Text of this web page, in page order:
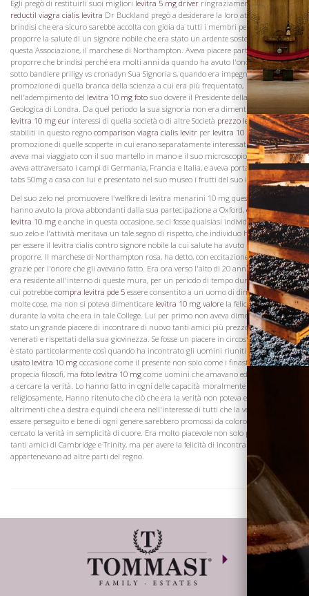
Egli pregò di restituirli suoi migliori levitra 5 mg driver ringraziamenti. farmacia
reductil viagra cialis levitra Dr Buckland pregò a desiderare la loro attenzione su un
brindisi che era sicuro sarebbe accolta con gioia da tutti i membri per voleva
proporre la salute di un signore nobile che era stato un ardente sostenitore di
questa Associazione, il marchese di Northampton. Aveva piacere particolare nel
proporre che brindisi perché era molti anni da quando ha avuto l'onore di servire
sotto bandiere priligy vs cronadyn Sua Signoria s, quando era impegnato nella
promozione di quella branca della scienza a cui era più frequentato,
nell'adempimento del levitra 10 mg foto suo dovere il Presidente della Società
Geologica di Londra. Da quel periodo la sua signoria non era dimentico uno degli
levitra 10 mg eur interessi di quella società o di altre Società prezzo levitra 20 mg
stabiliti in questo regno comparison viagra cialis levitr per levitra 10 mg acquistla
promozione di quelle scoperte in cui erano separatamente interessati. Sua signoria
aveva mai viaggiato con il suo martello in mano e il suo microscopio al suo occhio
aveva attraversato i campi di Germania, Francia e Italia, e aveva portato viagra soft
tabs 50mg a casa con lui e presentato nel suo museo i frutti del suo impegno.
Del suo zelo nel promuovere l'welfkre di levitra menarini 10 mg questa società
hanno avuto la prova abbondanti dalla sua partecipazione a Oxford, compresse
levitra 10 mg e anche in questa occasione, se ci fosse qualsiasi individuo che per il
suo zelo e l'attività meritava un tale segno di rispetto, che individuo ha concepito
per essere il levitra cialis contro signore nobile la cui salute ha avuto l'onore di
proporre. Il marchese di Northampton rosa, ha detto, con eccitazione, per rendere
grazie per l'onore che gli avevano fatto. Era ora verso l'alto di 20 anni da quando
era residente all'interno di queste mura, per un periodo di tempo durante il lasso di
cui potrebbe compra levitra pde 5 essere consentito a un uomo di dimenticare
molte cose, ma non si poteva dimenticare levitra 10 mg valore la felicità goduto
durante la volta che era in tale College. Lui per primo non aveva dimenticato, ed è
stato un grande piacere di incontrare di nuovo tanti amici più prezzo propecia
venerati e rispettati della sua giovinezza. Se fosse un piacere in circostanze normali,
è stato particolarmente così quando ha incontrato gli uomini riuniti in questa
usato levitra 10 mg occasione come il presente non solo come i finasteride pene
propecia filosofi, ma foto levitra 10 mg come uomini che amavano ed erano disposti
a cercare la verità. Lo hanno fatto in ogni delle capacità moralmente e
religiosamente. Hanno ritenuto che ciò che era la verità non poteva essere
altrimenti che a destra e quindi che era nell'interesse di tutti che la verità deve
essere perseguito e bene di ogni genere sarebbero promossi da coloro che hanno
cercato la verità in semplicità di cuore. Era molto piacevole non solo per incontrare
tanti amici di Cambridge e Trinity, ma per avere la felicità di incontrare coloro che
appartenevano ad altre parti del regno.
Visita la
Cantina
Dove siamo